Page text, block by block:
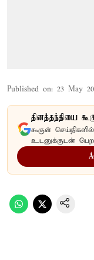
Published on: 23 May
தினத்தந்தியை
கூகுள்
உடனுக்குடன் பெற